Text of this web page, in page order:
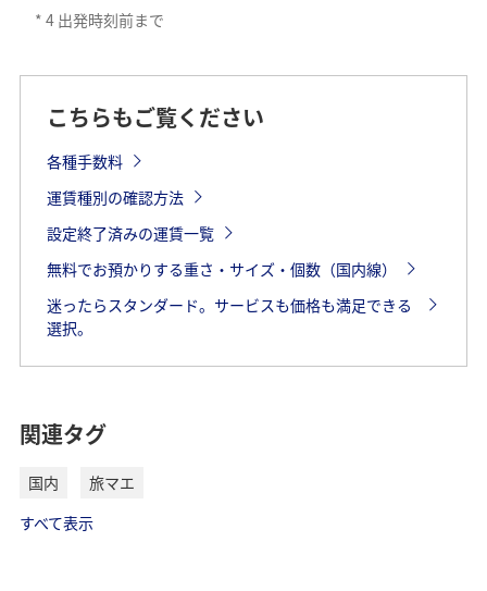
* 4 出発時刻前まで
こちらもご覧ください
各種手数料
運賃種別の確認方法
設定終了済みの運賃一覧
無料でお預かりする重さ・サイズ・個数（国内線）
迷ったらスタンダード。サービスも価格も満足できる
選択。
関連タグ
国内
旅マエ
すべて表示